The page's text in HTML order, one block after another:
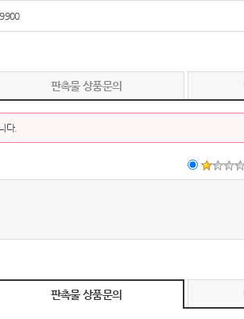
판촉물 상품문의
다.
판촉물 상품문의